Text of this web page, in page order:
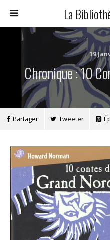
La
19
Chronique : 10
Partager Tweeter